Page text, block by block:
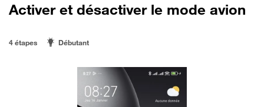
Activer et désactiver le mode avion
4 étapes Débutant